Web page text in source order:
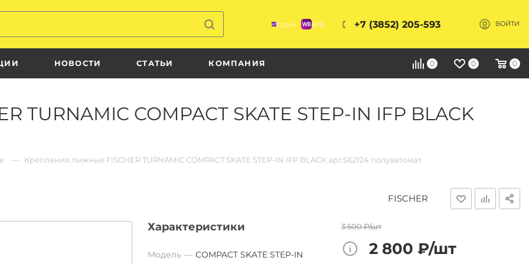
Ozon WB +7 (3852) 205-593 ВОЙТИ
НОВОСТИ СТАТЬИ КОМПАНИЯ 0 0 0
TURNAMIC COMPACT SKATE STEP-IN IFP BLACK
Крепления лыжные FISCHER TURNAMIC COMPACT SKATE STEP-IN IFP BLACK арт.S62124 полуавтомат
FISCHER
Характеристики
Модель
COMPACT SKATE STEP-IN
3 500 ₽/шт
2 800 ₽/шт